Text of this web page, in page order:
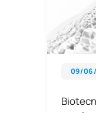
09 / 06